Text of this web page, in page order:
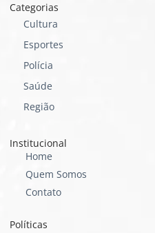
Categorias
Cultura
Esportes
Polícia
Saúde
Região
Institucional
Home
Quem Somos
Contato
Políticas